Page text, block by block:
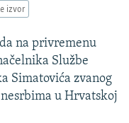
izvor
na privremenu
Službe
Simatovića zvanog
u Hrvatskoj